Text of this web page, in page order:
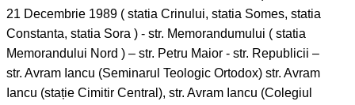
21 Decembrie 1989 ( statia Crinului, statia Somes, statia
Constanta, statia Sora ) - str. Memorandumului ( statia
Memorandului Nord ) – str. Petru Maior - str. Republicii –
str. Avram Iancu (Seminarul Teologic Ortodox) str. Avram
Iancu (stație Cimitir Central), str. Avram Iancu (Colegiul